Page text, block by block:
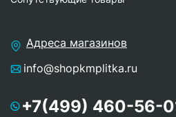
Адреса магазинов
info@shopkmplitka.ru
+7(499) 460-56-